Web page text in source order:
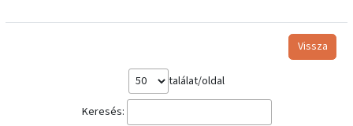
Vissza
találat/oldal
Keresés: